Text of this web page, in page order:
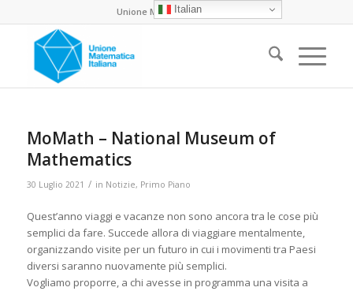
Unione Matematica Italiana
MoMath – National Museum of
Mathematics
30 Luglio 2021 / in Notizie, Primo Piano
Quest’anno viaggi e vacanze non sono ancora tra le cose più
semplici da fare. Succede allora di viaggiare mentalmente,
organizzando visite per un futuro in cui i movimenti tra Paesi
diversi saranno nuovamente più semplici.
Vogliamo proporre, a chi avesse in programma una visita a
Italian